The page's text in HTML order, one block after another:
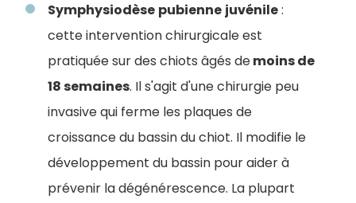
Symphysiodèse pubienne juvénile:
cette intervention chirurgicale est
pratiquée sur des chiots âgés demoins de
18 semaines. Il s'agit d'une chirurgie peu
invasive qui ferme les plaques de
croissance du bassin du chiot. Il modifie le
développement du bassin pour aider à
prévenir la dégénérescence. La plupart